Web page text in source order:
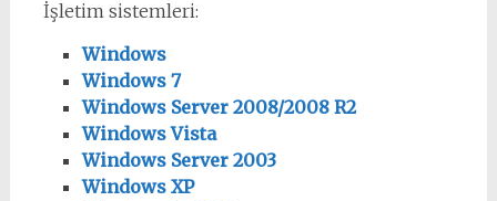
İşletim sistemleri:
Windows
Windows 7
Windows Server 2008/2008 R2
Windows Vista
Windows Server 2003
Windows XP